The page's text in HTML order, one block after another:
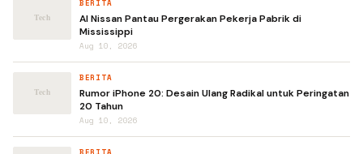
BERITA
AI Nissan Pantau Pergerakan Pekerja Pabrik di
Mississippi
Aug 10, 2026
BERITA
Rumor iPhone 20: Desain Ulang Radikal untuk Peringatan
20 Tahun
Aug 10, 2026